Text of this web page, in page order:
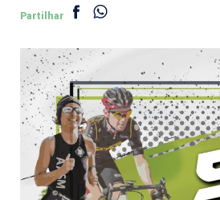
Partilhar